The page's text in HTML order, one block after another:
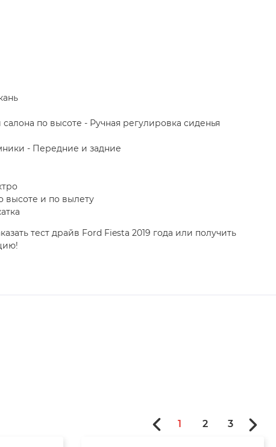
по высоте - Ручная регулировка сиденья
- Передние и задние
высоте и по вылету
тест драйв Ford Fiesta 2019 года или получить
1 2 3